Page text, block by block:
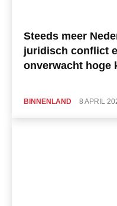
Steeds meer
juridisch conflict
onverwacht hoge
BINNENLAND 8 APRIL